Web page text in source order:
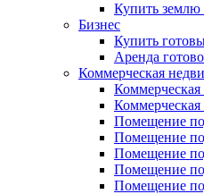
Купить землю
Бизнес
Купить
Аренда
Коммерческая
Помещение
Помещение
Помещение
Помещение
Помещение